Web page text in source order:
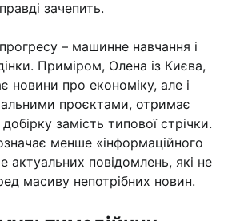
зачепить.
– машинне навчання і
Приміром, Олена із Києва,
новини про економіку, але і
проєктами, отримає
замість типової стрічки.
менше «інформаційного
актуальних повідомлень, які не
масиву непотрібних новин.